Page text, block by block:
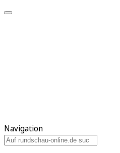
Navigation